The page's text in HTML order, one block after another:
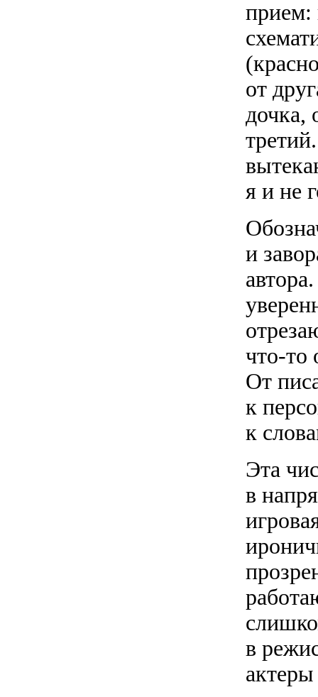
прием:
от
дочка,
я и не
и
что-то
От
к
к
Эта
в
в